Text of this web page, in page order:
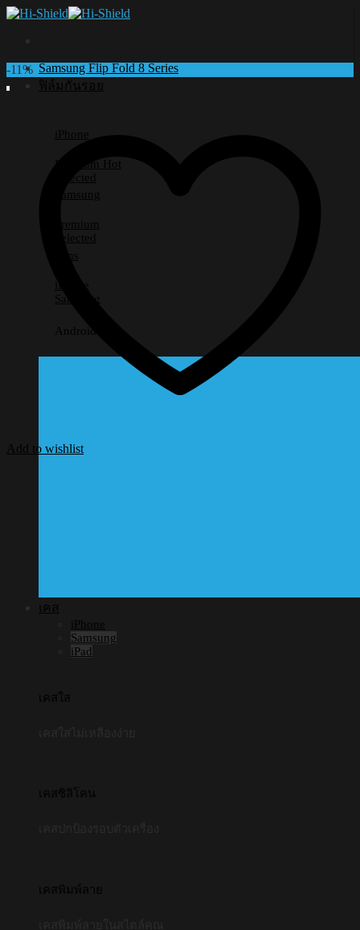
Skip
Samsung Flip Fold 8 Series
ฟิล์มกันรอย
iPhone
Premium
Selected
Samsung
Premium
Selected
Lens
iPhone
Samsung
Android อื่นๆ
เคส
iPhone
Samsung
iPad
เคสใส
เคสซิลิโคน
เคสพิมพ์ลาย
-11%
Add to wishlist